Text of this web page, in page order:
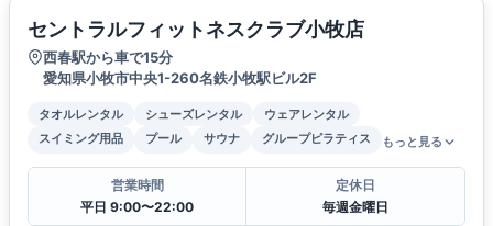
セントラルフィットネスクラブ小牧店
西春駅から車で15分
愛知県小牧市中央1-260名鉄小牧駅ビル2F
タオルレンタル シューズレンタル
ウェアレンタル
スイミング用品
プール サウナ グループピラティス もっと見る
営業時間
平日 9:00〜22:00
定休日
毎週金曜日